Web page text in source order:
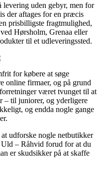
levering uden gebyr, men for
der aftages for en præcis
prisbilligste fragtmulighed,
Hørsholm, Grenaa eller
til et udleveringssted.
for købere at søge
online firmaer, og på grund
været tvunget til at
– til juniorer, og yderligere
og endda nogle gange
udforske nogle netbutikker
– Råhvid forud for at du
er skudsikker på at skaffe